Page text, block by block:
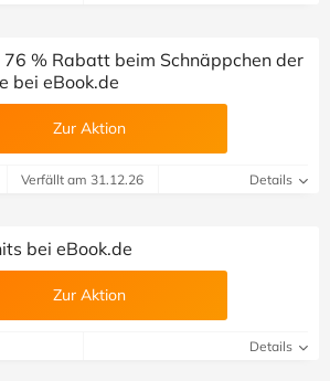
76 % Rabatt beim Schnäppchen der
bei eBook.de
Zur Aktion
Verfällt am 31.12.26 Details
bei eBook.de
Zur Aktion
Details